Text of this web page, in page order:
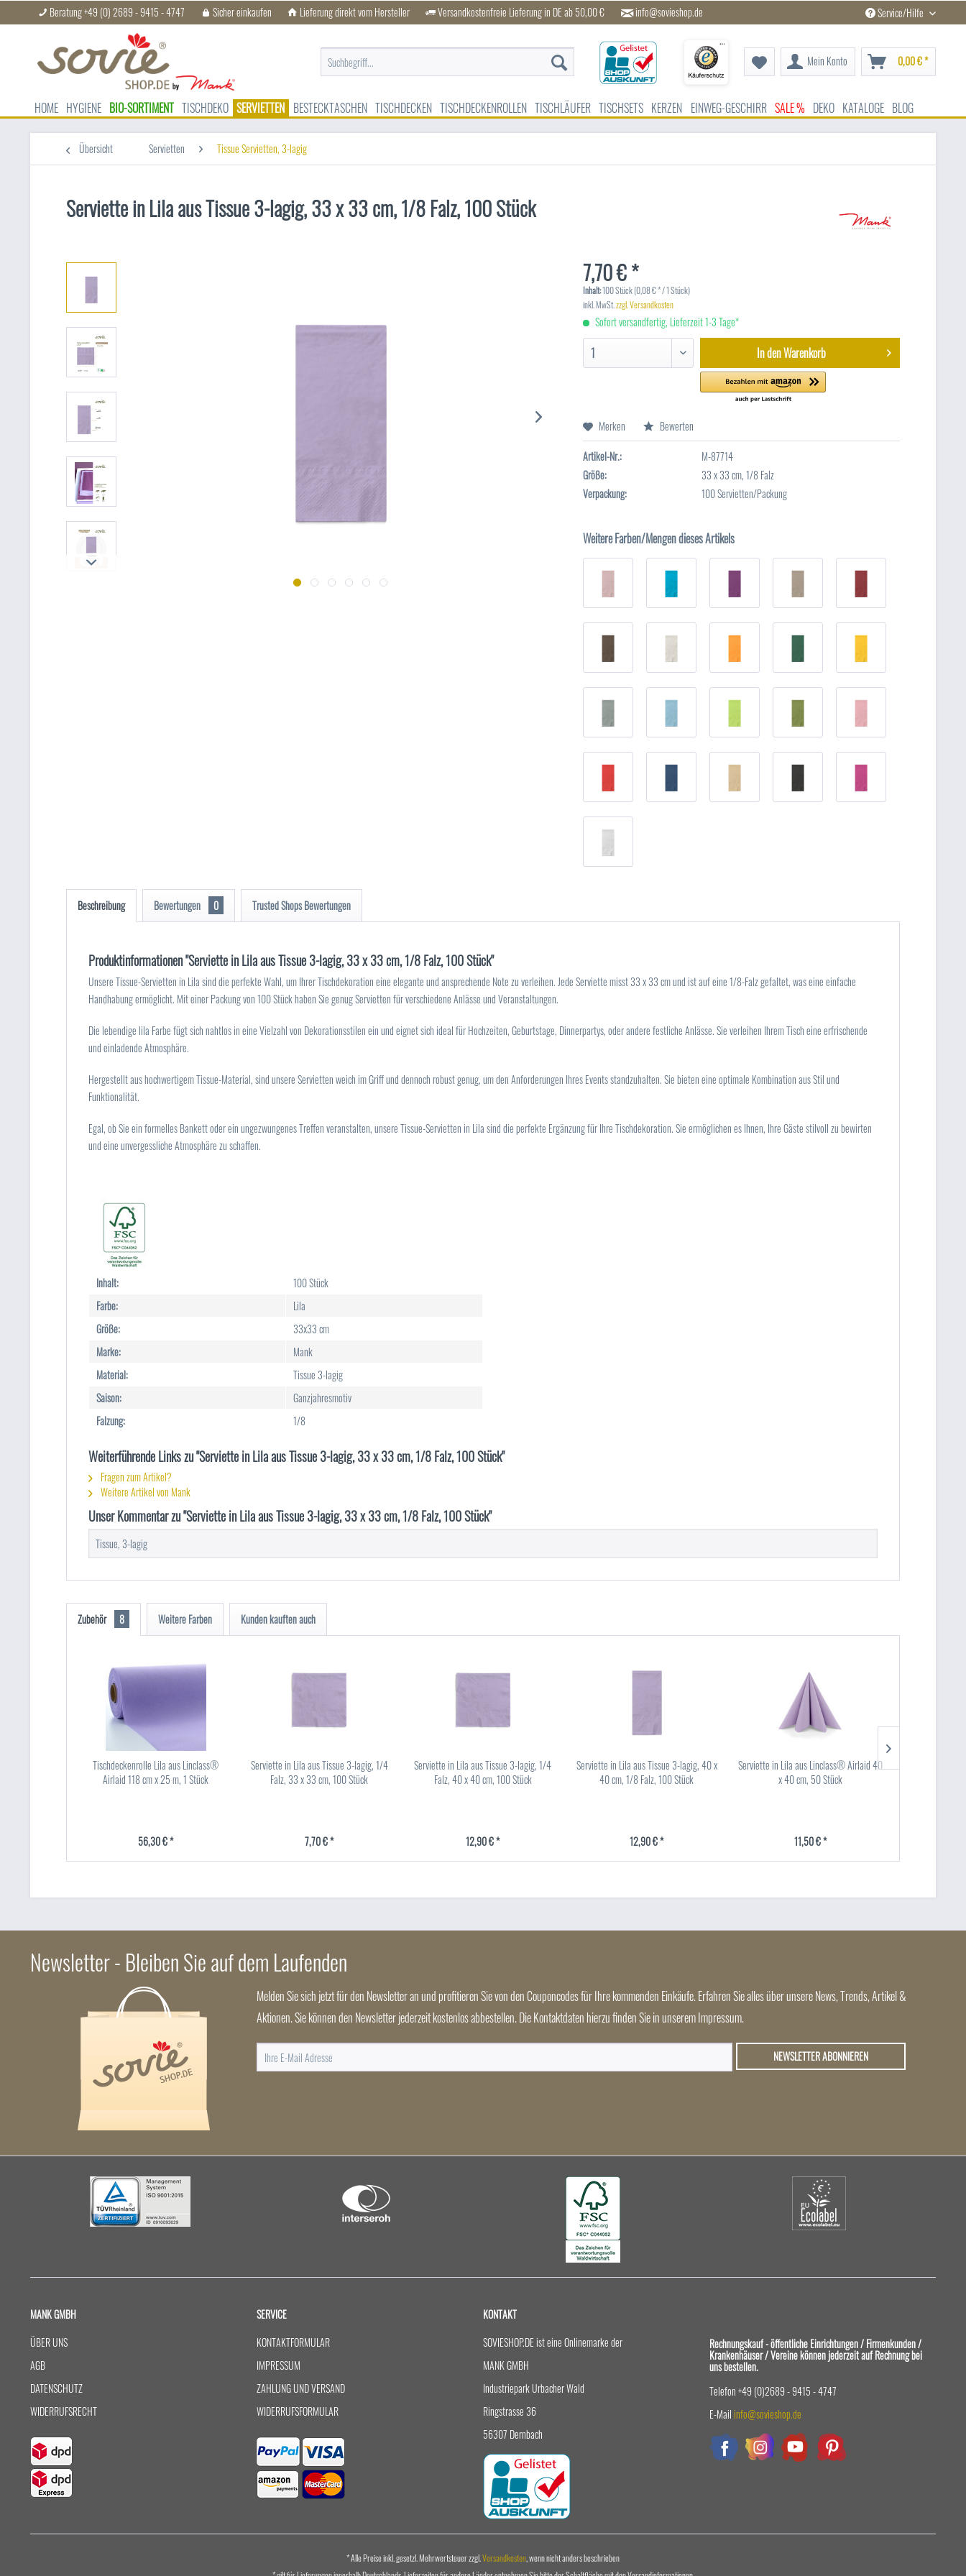
Beratung +49 (0) 2689 - 9415 - 4747 Sicher einkaufen Lieferung direkt vom Hersteller Versandkostenfreie Lieferung in DE ab 50,00 € info@sovieshop.de Service/Hilfe
Mein Konto 0,00 € *
HOME HYGIENE BIO-SORTIMENT TISCHDEKO SERVIETTEN BESTECKTASCHEN TISCHDECKEN TISCHDECKENROLLEN TISCHLÄUFER TISCHSETS KERZEN EINWEG-GESCHIRR SALE % DEKO KATALOGE BLOG
Übersicht Servietten Tissue Servietten, 3-lagig
Serviette in Lila aus Tissue 3-lagig, 33 x 33 cm, 1/8 Falz, 100 Stück
7,70 € *
Inhalt:100 Stück (0,08 € * / 1 Stück)
inkl. MwSt.zzgl. Versandkosten
Sofort versandfertig, Lieferzeit 1-3 Tage*
In denWarenkorb
Merken
Bewerten
Artikel-Nr.:
M-87714
Größe:
33 x 33 cm, 1/8 Falz
Verpackung:
100 Servietten/Packung
Weitere Farben/Mengen dieses Artikels
Beschreibung Bewertungen 0 Trusted Shops Bewertungen
Produktinformationen "Serviette in Lila aus Tissue 3-lagig, 33 x 33 cm, 1/8 Falz, 100 Stück"
Unsere Tissue-Servietten in Lila sind die perfekte Wahl, um Ihrer Tischdekoration eine elegante und ansprechende Note zu verleihen. Jede Serviette misst 33 x 33 cm und ist auf eine 1/8-Falz gefaltet, was eine einfache
Handhabung ermöglicht. Mit einer Packung von 100 Stück haben Sie genug Servietten für verschiedene Anlässe und Veranstaltungen.
Die lebendige lila Farbe fügt sich nahtlos in eine Vielzahl von Dekorationsstilen ein und eignet sich ideal für Hochzeiten, Geburtstage, Dinnerpartys, oder andere festliche Anlässe. Sie verleihen Ihrem Tisch eine erfrischende
und einladende Atmosphäre.
Hergestellt aus hochwertigem Tissue-Material, sind unsere Servietten weich im Griff und dennoch robust genug, um den Anforderungen Ihres Events standzuhalten. Sie bieten eine optimale Kombination aus Stil und
Funktionalität.
Egal, ob Sie ein formelles Bankett oder ein ungezwungenes Treffen veranstalten, unsere Tissue-Servietten in Lila sind die perfekte Ergänzung für Ihre Tischdekoration. Sie ermöglichen es Ihnen, Ihre Gäste stilvoll zu bewirten
und eine unvergessliche Atmosphäre zu schaffen.
Inhalt:
100 Stück
Farbe:
Lila
Größe:
33x33 cm
Marke:
Mank
Material:
Tissue 3-lagig
Saison:
Ganzjahresmotiv
Falzung:
1/8
Weiterführende Links zu "Serviette in Lila aus Tissue 3-lagig, 33 x 33 cm, 1/8 Falz, 100 Stück"
Fragen zum Artikel?
Weitere Artikel von Mank
Unser Kommentar zu "Serviette in Lila aus Tissue 3-lagig, 33 x 33 cm, 1/8 Falz, 100 Stück"
Tissue, 3-lagig
Zubehör 8 Weitere Farben Kunden kauften auch
Tischdeckenrolle Lila aus Linclass®
Airlaid 118 cm x 25 m, 1 Stück
56,30 € *
Serviette in Lila aus Tissue 3-lagig, 1/4
Falz, 33 x 33 cm, 100 Stück
7,70 € *
Serviette in Lila aus Tissue 3-lagig, 1/4
Falz, 40 x 40 cm, 100 Stück
12,90 € *
Serviette in Lila aus Tissue 3-lagig, 40 x
40 cm, 1/8 Falz, 100 Stück
12,90 € *
Serviette in Lila aus Linclass® Airlaid 40
x 40 cm, 50 Stück
11,50 € *
Newsletter - Bleiben Sie auf dem Laufenden
Melden Sie sich jetzt für den Newsletter an und profitieren Sie von den Couponcodes für Ihre kommenden Einkäufe. Erfahren Sie alles über unsere News, Trends, Artikel &
Aktionen. Sie können den Newsletter jederzeit kostenlos abbestellen. Die Kontaktdaten hierzu finden Sie in unserem Impressum.
NEWSLETTER ABONNIEREN
MANK GMBH
ÜBER UNS
AGB
DATENSCHUTZ
WIDERRUFSRECHT
SERVICE
KONTAKTFORMULAR
IMPRESSUM
ZAHLUNG UND VERSAND
WIDERRUFSFORMULAR
KONTAKT
SOVIESHOP.DE ist eine Onlinemarke der
MANK GMBH
Industriepark Urbacher Wald
Ringstrasse 36
56307 Dernbach
Rechnungskauf - öffentliche Einrichtungen / Firmenkunden /
Krankenhäuser / Vereine können jederzeit auf Rechnung bei
uns bestellen.
Telefon +49 (0)2689 - 9415 - 4747
E-Mail info@sovieshop.de
* Alle Preise inkl. gesetzl. Mehrwertsteuer zzgl.Versandkosten, wenn nicht anders beschrieben